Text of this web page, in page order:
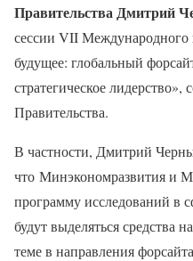
Правительства Дмитрий
сессии VII
будущее: глобальный
стратегическое лидерство»,
Правительства.
В частности, Дмитрий
что Минэкономразвития и
программу исследований в
будут выделяться средства
теме в направления